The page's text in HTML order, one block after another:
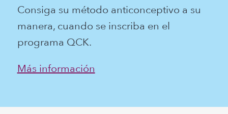
Consiga su método anticonceptivo a su
manera, cuando se inscriba en el
programa QCK.
Más información